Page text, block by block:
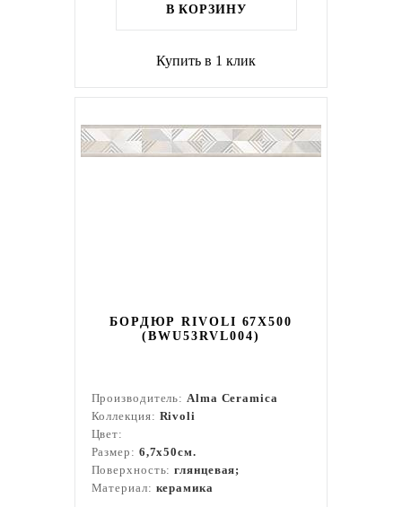
В КОРЗИНУ
Купить в 1 клик
БОРДЮР RIVOLI 67X500
(BWU53RVL004)
Производитель:Alma Ceramica
Коллекция: Rivoli
Цвет:
Размер: 6,7x50см.
Поверхность:глянцевая;
Материал: керамика